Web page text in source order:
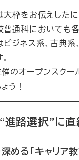
枠をお伝えしたに
普通科においても
ジネス系、古典系
のオープンスク
う！
進路選択”に
める「キャリア